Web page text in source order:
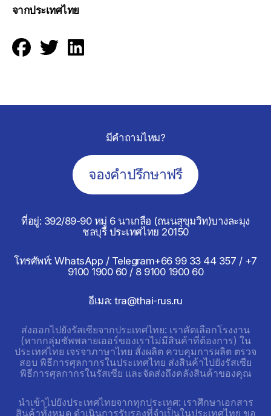
จากประเทศไทย
มีคำถามไหม?
จองคำปรึกษาฟรี
ที่อยู่: 392/89-90 หมู่ 6 นาเกลือ (ถนนสุขุมวิท)บางละมุง
ชลบุรี ประเทศไทย 20150
โทรศัพท์: WhatsApp / Telegram+66 99 33 44 357 / +7
9100 1900 60 / 8 9100 1900 60
อีเมล: tra@thai-rus.ru
ส่งออกไปยังรัสเซียจากประเทศไทย: เราคัดเลือกโรงงาน
(หากกลุ่มซัพพลายเออร์ของเราไม่มีสินค้าที่ต้องการ) ใน
ประเทศไทย เจรจาภาษาไทย สั่งผลิต ควบคุมการผลิต ตรวจ
สอบ พิธีการศุลกากรในประเทศไทย ส่งสินค้าไปยังรัสเซีย
พิธีการศุลกากรในรัสเซีย และจัดส่งถึงคลังสินค้าของคุณ
นำเข้าไปยังประเทศไทยจากทุกประเทศ: เราศึกษาเอกสาร
สินค้าทั้งหมด ดำเนินการรับรองที่จำเป็นในประเทศไทย ขอ